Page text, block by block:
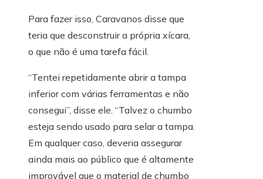
Para fazer isso, Caravanos disse que
teria que desconstruir a própria xícara,
o que não é uma tarefa fácil.
“Tentei repetidamente abrir a tampa
inferior com várias ferramentas e não
consegui”, disse ele. “Talvez o chumbo
esteja sendo usado para selar a tampa.
Em qualquer caso, deveria assegurar
ainda mais ao público que é altamente
improvável que o material de chumbo